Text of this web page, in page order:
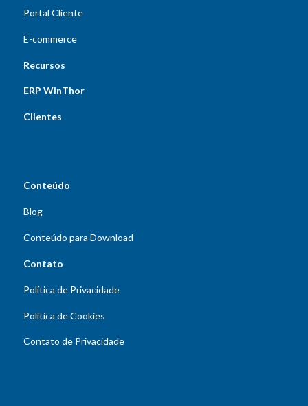
Portal Cliente
E-commerce
Recursos
ERP WinThor
Clientes
Conteúdo
Blog
Conteúdo para Download
Contato
Política de Privacidade
Política de Cookies
Contato de Privacidade